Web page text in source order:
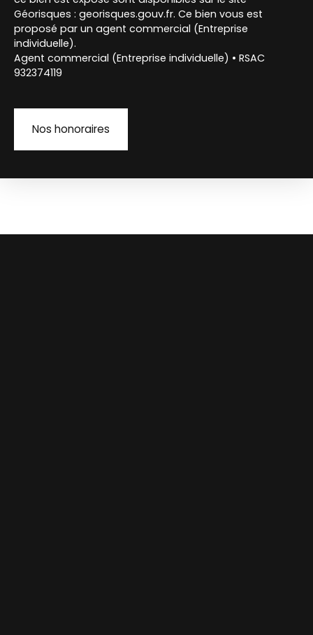
Géorisques : georisques.gouv.fr. Ce bien vous est
proposé par un agent commercial (Entreprise
individuelle).
Agent commercial (Entreprise individuelle) • RSAC
932374119
Nos honoraires